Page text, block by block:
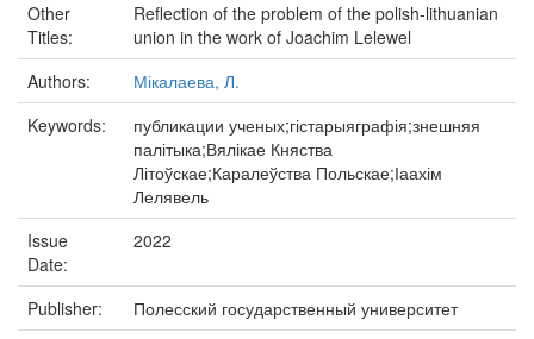
Other
Titles:
Reflection of the problem of the polish-lithuanian
union in the work of Joachim Lelewel
Authors:
Мікалаева, Л.
Keywords:
публикации ученых;гістарыяграфія;знешняя
палітыка;Вялікае Княства
Літоўскае;Каралеўства Польскае;Іаахім
Лелявель
Issue
Date:
2022
Publisher:
Полесский государственный университет